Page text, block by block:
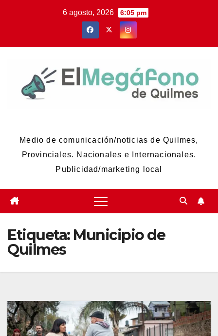
6 agosto, 2026 6:05 pm
Medio de comunicación/noticias de Quilmes,
Provinciales. Nacionales e Internacionales.
Publicidad/marketing local
Etiqueta: Municipio de
Quilmes